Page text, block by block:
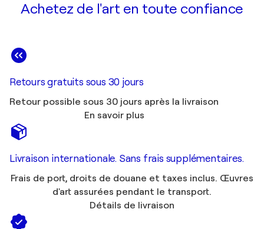
Achetez de l'art en toute confiance
Retours gratuits sous 30 jours
Retour possible sous 30 jours après la livraison
En savoir plus
Livraison internationale. Sans frais supplémentaires.
Frais de port, droits de douane et taxes inclus. Œuvres
d'art assurées pendant le transport.
Détails de livraison